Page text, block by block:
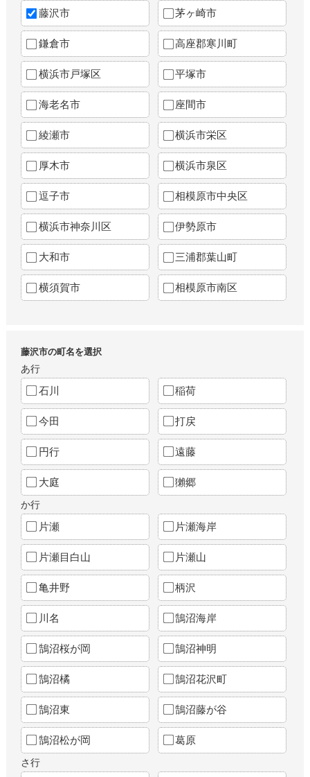
藤沢市 茅ヶ崎市
鎌倉市 高座郡寒川町
横浜市戸塚区 平塚市
海老名市 座間市
綾瀬市 横浜市栄区
厚木市 横浜市泉区
逗子市 相模原市中央区
横浜市神奈川区 伊勢原市
大和市 三浦郡葉山町
横須賀市 相模原市南区
藤沢市の町名を選択
あ行
石川 稲荷
今田 打戻
円行 遠藤
大庭 獺郷
か行
片瀬 片瀬海岸
片瀬目白山 片瀬山
亀井野 柄沢
川名 鵠沼海岸
鵠沼桜が岡 鵠沼神明
鵠沼橘 鵠沼花沢町
鵠沼東 鵠沼藤が谷
鵠沼松が岡 葛原
さ行